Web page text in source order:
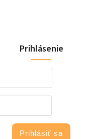
Prihlásenie
Prihlásiť sa